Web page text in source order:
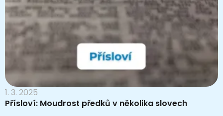
1. 3. 2025
Přísloví: Moudrost předků v několika slovech